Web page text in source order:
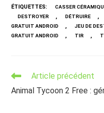
ÉTIQUETTES: CASSER
DESTROYER , DÉTRUIRE ,
GRATUIT ANDROID
, JEU DE
GRATUIT ANDROID
, TIR ,
Read
articles
Article précédent
Animal Tycoon 2 Free :